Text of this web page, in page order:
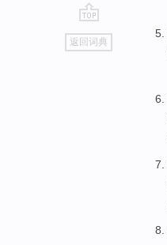
go
top
返回词典